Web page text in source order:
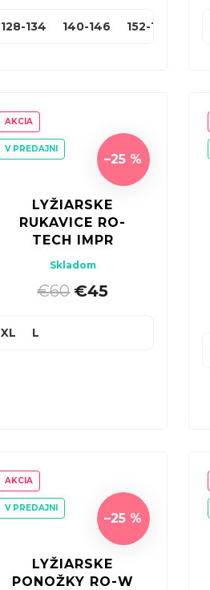
128-134 140-146 152-158
AKCIA
V PREDAJNI
–25 %
LYŽIARSKE
RUKAVICE RO-
TECH IMPR
Skladom
€60| €45
XL L
AKCIA
V PREDAJNI
–25 %
LYŽIARSKE
PONOŽKY RO-W